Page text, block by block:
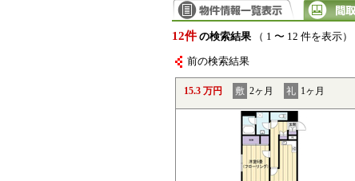
12件 の検索結果（ 1 〜 12 件を表示）
前の検索結果
15.3 万円 敷 2ヶ月 礼 1ヶ月